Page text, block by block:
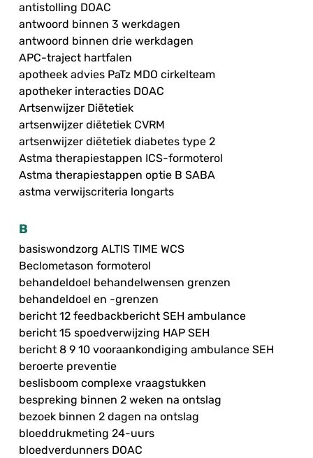
antistolling DOAC
antwoord binnen 3 werkdagen
antwoord binnen drie werkdagen
APC-traject hartfalen
apotheek advies PaTz MDO cirkelteam
apotheker interacties DOAC
Artsenwijzer Diëtetiek
artsenwijzer diëtetiek CVRM
artsenwijzer diëtetiek diabetes type 2
Astma therapiestappen ICS-formoterol
Astma therapiestappen optie B SABA
astma verwijscriteria longarts
B
basiswondzorg ALTIS TIME WCS
Beclometason formoterol
behandeldoel behandelwensen grenzen
behandeldoel en -grenzen
bericht 12 feedbackbericht SEH ambulance
bericht 15 spoedverwijzing HAP SEH
bericht 8 9 10 vooraankondiging ambulance SEH
beroerte preventie
beslisboom complexe vraagstukken
bespreking binnen 2 weken na ontslag
bezoek binnen 2 dagen na ontslag
bloeddrukmeting 24-uurs
bloedverdunners DOAC